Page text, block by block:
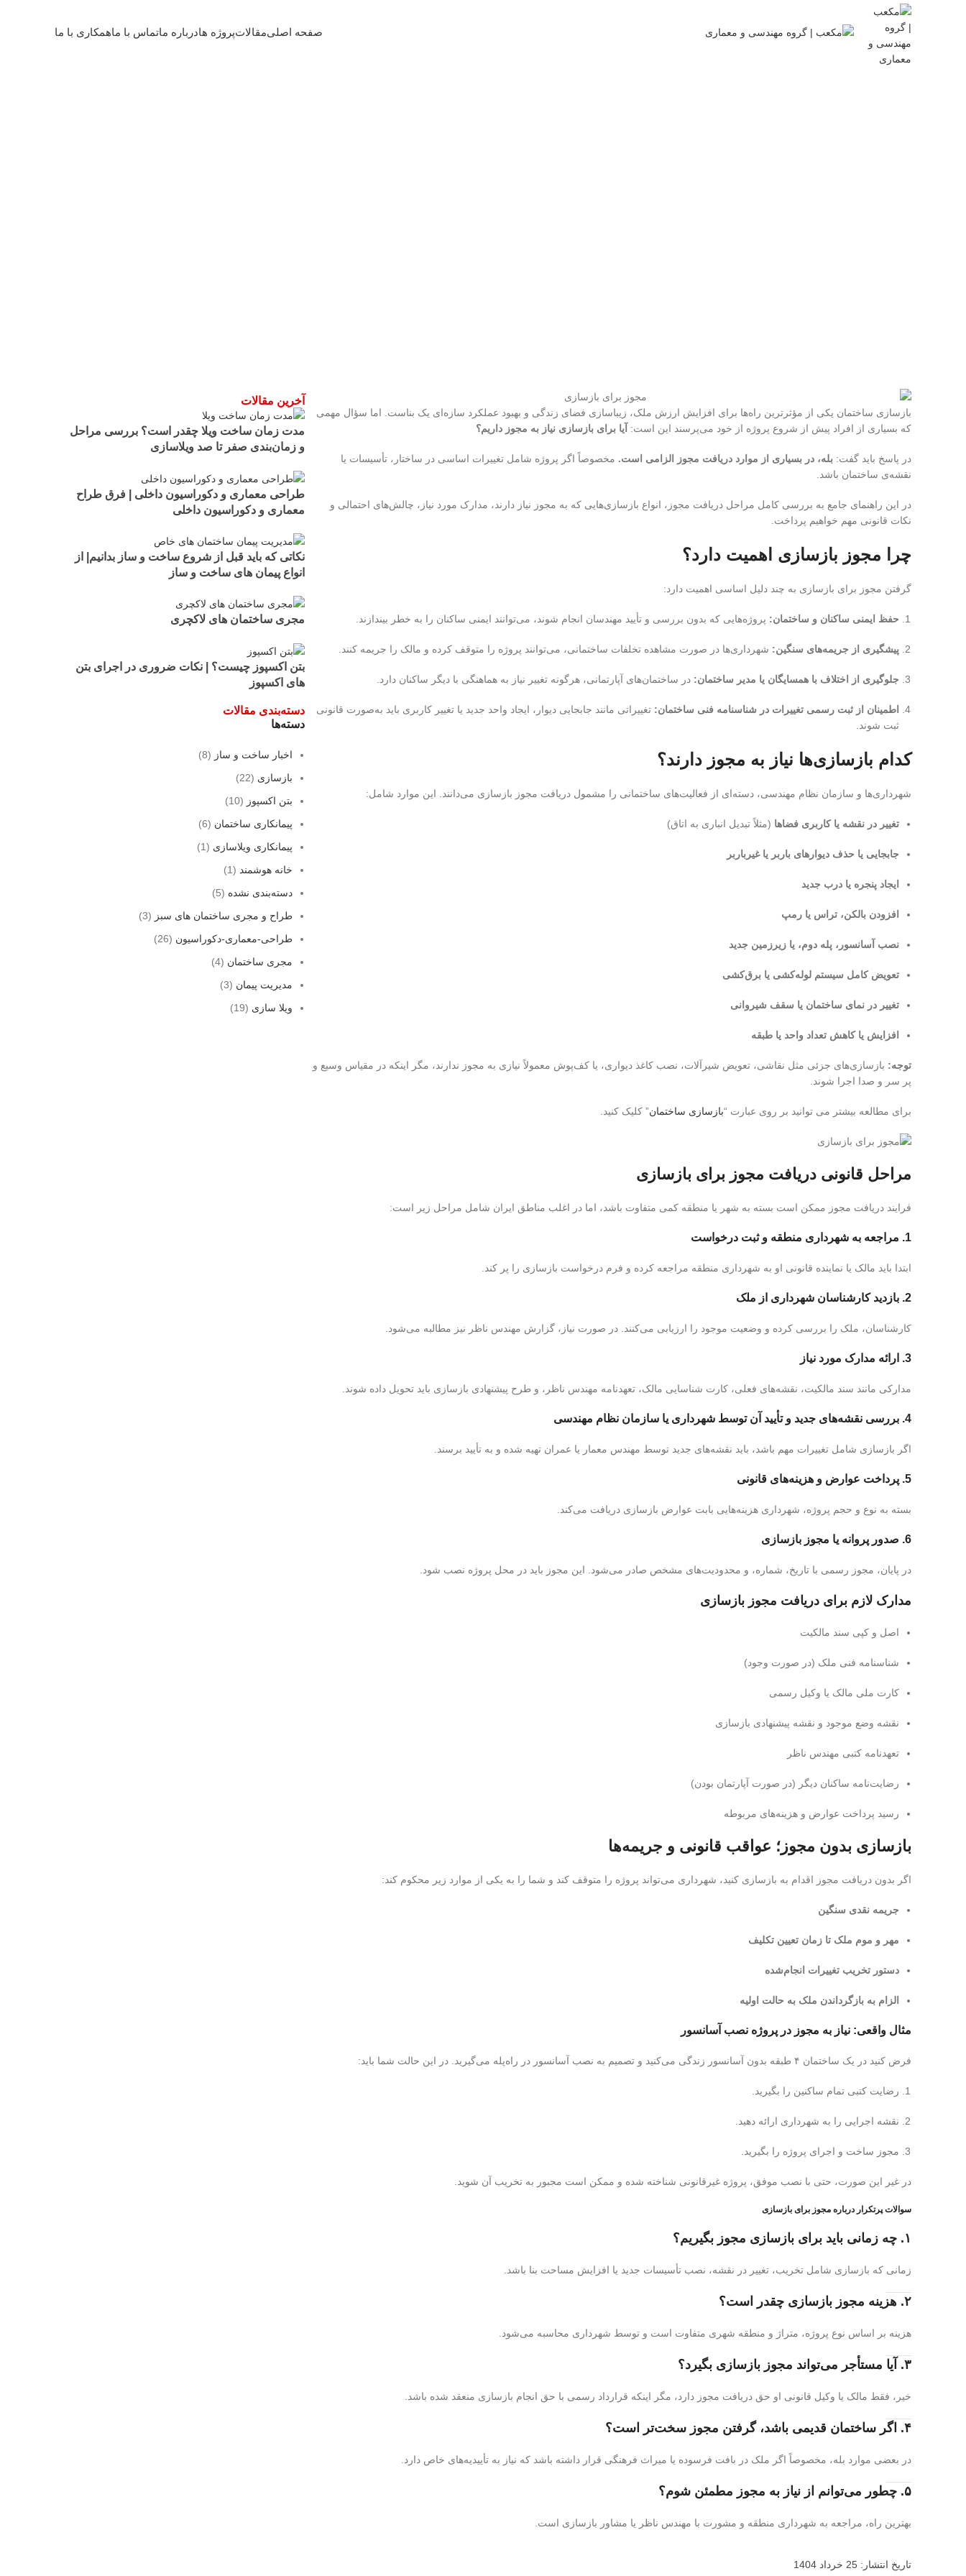
صفحه اصلیمقالاتپروژه هادرباره ماتماس با ماهمکاری با ما
بازسازی ساختمان یکی از مؤثرترین راه‌ها برای افزایش ارزش ملک، زیباسازی فضای زندگی و بهبود عملکرد سازه‌ای یک بناست. اما سؤال مهمی
که بسیاری از افراد پیش از شروع پروژه از خود می‌پرسند این است: آیا برای بازسازی نیاز به مجوز داریم؟
در پاسخ باید گفت: بله، در بسیاری از موارد دریافت مجوز الزامی است. مخصوصاً اگر پروژه شامل تغییرات اساسی در ساختار، تأسیسات یا
نقشه‌ی ساختمان باشد.
در این راهنمای جامع به بررسی کامل مراحل دریافت مجوز، انواع بازسازی‌هایی که به مجوز نیاز دارند، مدارک مورد نیاز، چالش‌های احتمالی و
نکات قانونی مهم خواهیم پرداخت.
چرا مجوز بازسازی اهمیت دارد؟
گرفتن مجوز برای بازسازی به چند دلیل اساسی اهمیت دارد:
حفظ ایمنی ساکنان و ساختمان: پروژه‌هایی که بدون بررسی و تأیید مهندسان انجام شوند، می‌توانند ایمنی ساکنان را به خطر بیندازند.
پیشگیری از جریمه‌های سنگین: شهرداری‌ها در صورت مشاهده تخلفات ساختمانی، می‌توانند پروژه را متوقف کرده و مالک را جریمه کنند.
جلوگیری از اختلاف با همسایگان یا مدیر ساختمان: در ساختمان‌های آپارتمانی، هرگونه تغییر نیاز به هماهنگی با دیگر ساکنان دارد.
اطمینان از ثبت رسمی تغییرات در شناسنامه فنی ساختمان: تغییراتی مانند جابجایی دیوار، ایجاد واحد جدید یا تغییر کاربری باید به‌صورت قانونی
ثبت شوند.
کدام بازسازی‌ها نیاز به مجوز دارند؟
شهرداری‌ها و سازمان نظام مهندسی، دسته‌ای از فعالیت‌های ساختمانی را مشمول دریافت مجوز بازسازی می‌دانند. این موارد شامل:
تغییر در نقشه یا کاربری فضاها (مثلاً تبدیل انباری به اتاق)
جابجایی یا حذف دیوارهای باربر یا غیرباربر
ایجاد پنجره یا درب جدید
افزودن بالکن، تراس یا رمپ
نصب آسانسور، پله دوم، یا زیرزمین جدید
تعویض کامل سیستم لوله‌کشی یا برق‌کشی
تغییر در نمای ساختمان یا سقف شیروانی
افزایش یا کاهش تعداد واحد یا طبقه
توجه: بازسازی‌های جزئی مثل نقاشی، تعویض شیرآلات، نصب کاغذ دیواری، یا کف‌پوش معمولاً نیازی به مجوز ندارند، مگر اینکه در مقیاس وسیع و
پر سر و صدا اجرا شوند.
برای مطالعه بیشتر می توانید بر روی عبارت “بازسازی ساختمان” کلیک کنید.
مراحل قانونی دریافت مجوز برای بازسازی
فرایند دریافت مجوز ممکن است بسته به شهر یا منطقه کمی متفاوت باشد، اما در اغلب مناطق ایران شامل مراحل زیر است:
1. مراجعه به شهرداری منطقه و ثبت درخواست
ابتدا باید مالک یا نماینده قانونی او به شهرداری منطقه مراجعه کرده و فرم درخواست بازسازی را پر کند.
2. بازدید کارشناسان شهرداری از ملک
کارشناسان، ملک را بررسی کرده و وضعیت موجود را ارزیابی می‌کنند. در صورت نیاز، گزارش مهندس ناظر نیز مطالبه می‌شود.
3. ارائه مدارک مورد نیاز
مدارکی مانند سند مالکیت، نقشه‌های فعلی، کارت شناسایی مالک، تعهدنامه مهندس ناظر، و طرح پیشنهادی بازسازی باید تحویل داده شوند.
4. بررسی نقشه‌های جدید و تأیید آن توسط شهرداری یا سازمان نظام مهندسی
اگر بازسازی شامل تغییرات مهم باشد، باید نقشه‌های جدید توسط مهندس معمار یا عمران تهیه شده و به تأیید برسند.
5. پرداخت عوارض و هزینه‌های قانونی
بسته به نوع و حجم پروژه، شهرداری هزینه‌هایی بابت عوارض بازسازی دریافت می‌کند.
6. صدور پروانه یا مجوز بازسازی
در پایان، مجوز رسمی با تاریخ، شماره، و محدودیت‌های مشخص صادر می‌شود. این مجوز باید در محل پروژه نصب شود.
مدارک لازم برای دریافت مجوز بازسازی
اصل و کپی سند مالکیت
شناسنامه فنی ملک (در صورت وجود)
کارت ملی مالک یا وکیل رسمی
نقشه وضع موجود و نقشه پیشنهادی بازسازی
تعهدنامه کتبی مهندس ناظر
رضایت‌نامه ساکنان دیگر (در صورت آپارتمان بودن)
رسید پرداخت عوارض و هزینه‌های مربوطه
بازسازی بدون مجوز؛ عواقب قانونی و جریمه‌ها
اگر بدون دریافت مجوز اقدام به بازسازی کنید، شهرداری می‌تواند پروژه را متوقف کند و شما را به یکی از موارد زیر محکوم کند:
جریمه نقدی سنگین
مهر و موم ملک تا زمان تعیین تکلیف
دستور تخریب تغییرات انجام‌شده
الزام به بازگرداندن ملک به حالت اولیه
مثال واقعی: نیاز به مجوز در پروژه نصب آسانسور
فرض کنید در یک ساختمان ۴ طبقه بدون آسانسور زندگی می‌کنید و تصمیم به نصب آسانسور در راه‌پله می‌گیرید. در این حالت شما باید:
رضایت کتبی تمام ساکنین را بگیرید.
نقشه اجرایی را به شهرداری ارائه دهید.
مجوز ساخت و اجرای پروژه را بگیرید.
در غیر این صورت، حتی با نصب موفق، پروژه غیرقانونی شناخته شده و ممکن است مجبور به تخریب آن شوید.
سوالات پرتکرار درباره مجوز برای بازسازی
۱. چه زمانی باید برای بازسازی مجوز بگیریم؟
زمانی که بازسازی شامل تخریب، تغییر در نقشه، نصب تأسیسات جدید یا افزایش مساحت بنا باشد.
۲. هزینه مجوز بازسازی چقدر است؟
هزینه بر اساس نوع پروژه، متراژ و منطقه شهری متفاوت است و توسط شهرداری محاسبه می‌شود.
۳. آیا مستأجر می‌تواند مجوز بازسازی بگیرد؟
خیر، فقط مالک یا وکیل قانونی او حق دریافت مجوز دارد، مگر اینکه قرارداد رسمی با حق انجام بازسازی منعقد شده باشد.
۴. اگر ساختمان قدیمی باشد، گرفتن مجوز سخت‌تر است؟
در بعضی موارد بله، مخصوصاً اگر ملک در بافت فرسوده یا میراث فرهنگی قرار داشته باشد که نیاز به تأییدیه‌های خاص دارد.
۵. چطور می‌توانم از نیاز به مجوز مطمئن شوم؟
بهترین راه، مراجعه به شهرداری منطقه و مشورت با مهندس ناظر یا مشاور بازسازی است.
تاریخ انتشار: 25 خرداد 1404
آخرین مقالات
مدت زمان ساخت ویلا چقدر است؟ بررسی مراحل
و زمان‌بندی صفر تا صد ویلاسازی
طراحی معماری و دکوراسیون داخلی | فرق طراح
معماری و دکوراسیون داخلی
نکاتی که باید قبل از شروع ساخت و ساز بدانیم| از
انواع پیمان های ساخت و ساز
مجری ساختمان های لاکچری
بتن اکسپوز چیست؟ | نکات ضروری در اجرای بتن
های اکسپوز
دسته‌بندی مقالات
دسته‌ها
اخبار ساخت و ساز (8)
بازسازی (22)
بتن اکسپوز (10)
پیمانکاری ساختمان (6)
پیمانکاری ویلاسازی (1)
خانه هوشمند (1)
دسته‌بندی نشده (5)
طراح و مجری ساختمان های سبز (3)
طراحی-معماری-دکوراسیون (26)
مجری ساختمان (4)
مدیریت پیمان (3)
ویلا سازی (19)